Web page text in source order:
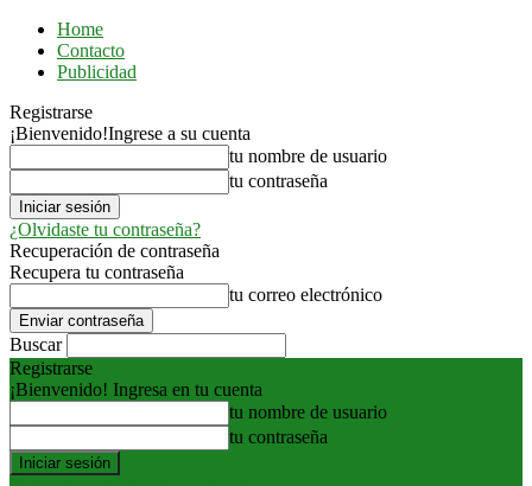
Home
Contacto
Publicidad
Registrarse
¡Bienvenido!Ingrese a su cuenta
tu nombre de usuario
tu contraseña
¿Olvidaste tu contraseña?
Recuperación de contraseña
Recupera tu contraseña
tu correo electrónico
Buscar
Registrarse
¡Bienvenido! Ingresa en tu cuenta
tu nombre de usuario
tu contraseña